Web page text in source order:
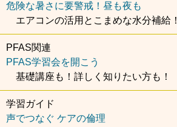
危険な暑さに要警戒！昼も夜も
エアコンの活用とこまめな水分補給！
PFAS関連
PFAS学習会を開こう
基礎講座も！詳しく知りたい方も！
学習ガイド
声でつなぐ ケアの倫理